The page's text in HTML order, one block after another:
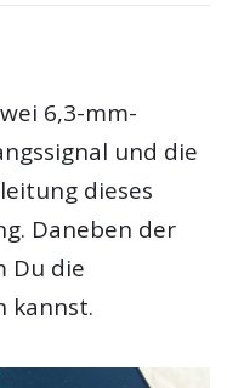
6,3-mm-
und die
dieses
Daneben der
Du die
kannst.